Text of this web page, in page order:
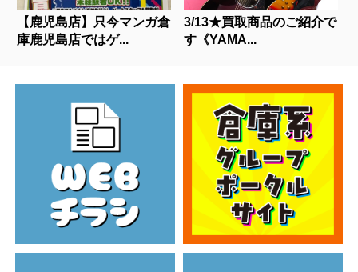
【鹿児島店】只今マンガ倉
庫鹿児島店ではゲ...
3/13★買取商品のご紹介で
す《YAMA...